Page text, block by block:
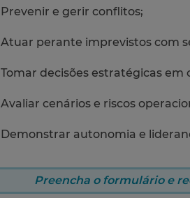
Prevenir e gerir conflitos;
Atuar perante imprevistos com
Tomar decisões estratégicas em
Avaliar cenários e riscos
Demonstrar autonomia e
Preencha o formulário e